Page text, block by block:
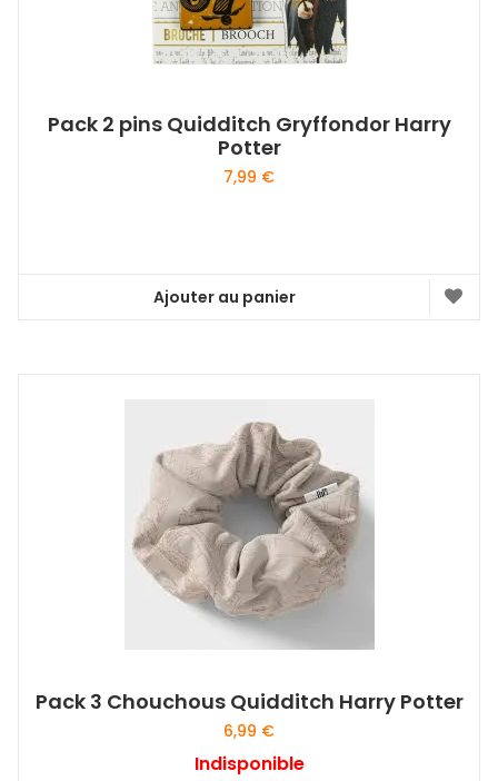
Pack 2 pins Quidditch Gryffondor Harry
Potter
7,99 €
Ajouter au panier
Pack 3 Chouchous Quidditch Harry Potter
6,99 €
Indisponible